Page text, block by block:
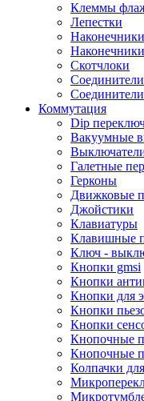
Клеммы
Лепестки
Скотчлоки
Коммутация
Dip
Вакуумные
Галетные
Герконы
Движковые
Джойстики
Клавиатуры
Клавишные
Ключ -
Кнопки gmsi
Кнопки
Кнопки для
Кнопки
Кнопки
Кнопочные
Кнопочные
Колпачки